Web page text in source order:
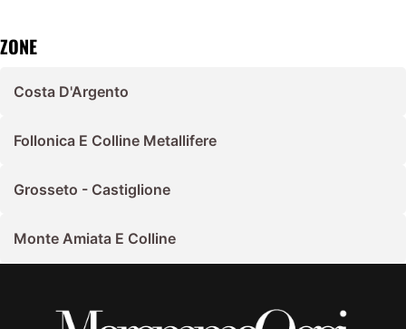
ZONE
Costa D'Argento
Follonica E Colline Metallifere
Grosseto - Castiglione
Monte Amiata E Colline